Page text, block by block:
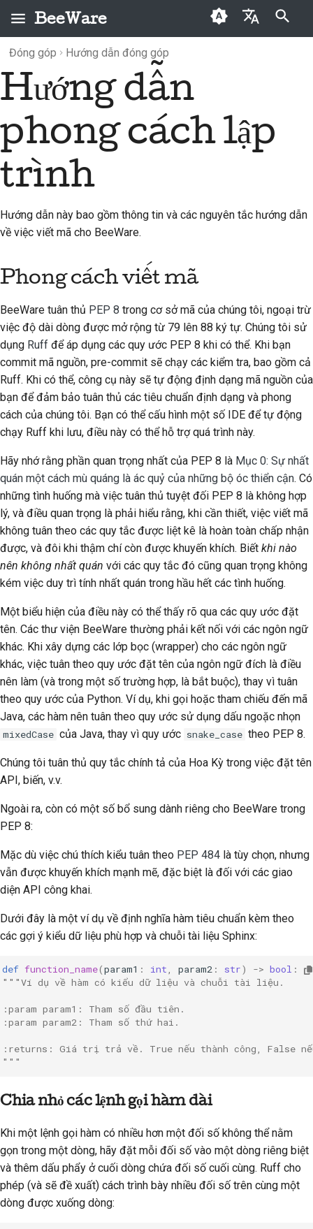
BeeWare
Dansk
فارسی
日本語
한국어
Polski
Português
Русский
Türkçe
Yкраїнська
Tiếng Việt
中文(繁體)
Initializing search
BeeWare là gì?
Lịch sử và Triết học
Những câu chuyện thành
công
Liên hệ
thương hiệu
Quy tắc ứng xử của
cộng đồng BeeWare
Quản trị
Có sẵn để thuê
Phong cách viết mã
Chia nhỏ các lệnh gọi
hàm dài
Chia chuỗi dài
Những điều cần tránh
Lưu trữ 2026
2024
2020
2018
2017
2016
2015
2013
Buzz
Resources
Đóng góp Hướng dẫn đóng góp
Hướng dẫn
phong cách lập
trình
Hướng dẫn này bao gồm thông tin và các nguyên tắc hướng dẫn
về việc viết mã cho BeeWare.
Phong cách viết mã
BeeWare tuân thủ PEP 8 trong cơ sở mã của chúng tôi, ngoại trừ
việc độ dài dòng được mở rộng từ 79 lên 88 ký tự. Chúng tôi sử
dụng Ruff để áp dụng các quy ước PEP 8 khi có thể. Khi bạn
commit mã nguồn, pre-commit sẽ chạy các kiểm tra, bao gồm cả
Ruff. Khi có thể, công cụ này sẽ tự động định dạng mã nguồn của
bạn để đảm bảo tuân thủ các tiêu chuẩn định dạng và phong
cách của chúng tôi. Bạn có thể cấu hình một số IDE để tự động
chạy Ruff khi lưu, điều này có thể hỗ trợ quá trình này.
Hãy nhớ rằng phần quan trọng nhất của PEP 8 là Mục 0: Sự nhất
quán một cách mù quáng là ác quỷ của những bộ óc thiển cận. Có
những tình huống mà việc tuân thủ tuyệt đối PEP 8 là không hợp
lý, và điều quan trọng là phải hiểu rằng, khi cần thiết, việc viết mã
không tuân theo các quy tắc được liệt kê là hoàn toàn chấp nhận
được, và đôi khi thậm chí còn được khuyến khích. Biết khi nào
nên không nhất quán với các quy tắc đó cũng quan trọng không
kém việc duy trì tính nhất quán trong hầu hết các tình huống.
Một biểu hiện của điều này có thể thấy rõ qua các quy ước đặt
tên. Các thư viện BeeWare thường phải kết nối với các ngôn ngữ
khác. Khi xây dựng các lớp bọc (wrapper) cho các ngôn ngữ
khác, việc tuân theo quy ước đặt tên của ngôn ngữ đích là điều
nên làm (và trong một số trường hợp, là bắt buộc), thay vì tuân
theo quy ước của Python. Ví dụ, khi gọi hoặc tham chiếu đến mã
Java, các hàm nên tuân theo quy ước sử dụng dấu ngoặc nhọn
mixedCase của Java, thay vì quy ước snake_case theo PEP 8.
Chúng tôi tuân thủ quy tắc chính tả của Hoa Kỳ trong việc đặt tên
API, biến, v.v.
Ngoài ra, còn có một số bổ sung dành riêng cho BeeWare trong
PEP 8:
Mặc dù việc chú thích kiểu tuân theo PEP 484 là tùy chọn, nhưng
vẫn được khuyến khích mạnh mẽ, đặc biệt là đối với các giao
diện API công khai.
Dưới đây là một ví dụ về định nghĩa hàm tiêu chuẩn kèm theo
các gợi ý kiểu dữ liệu phù hợp và chuỗi tài liệu Sphinx:
def function_name(param1 : int, param2 : str) -> bool :
"""Ví dụ về hàm có kiểu dữ liệu và chuỗi tài liệu.
:param param1: Tham số đầu tiên.
:param param2: Tham số thứ hai.
:returns: Giá trị trả về. True nếu thành công, False
"""
Chia nhỏ các lệnh gọi hàm dài
Khi một lệnh gọi hàm có nhiều hơn một đối số không thể nằm
gọn trong một dòng, hãy đặt mỗi đối số vào một dòng riêng biệt
và thêm dấu phẩy ở cuối dòng chứa đối số cuối cùng. Ruff cho
phép (và sẽ đề xuất) cách trình bày nhiều đối số trên cùng một
dòng được xuống dòng: